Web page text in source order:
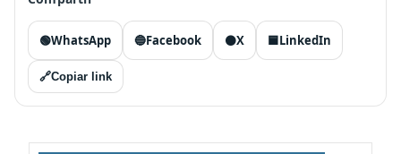
🟢WhatsApp 🔵Facebook ⚫X 🟦LinkedIn
🔗Copiar link